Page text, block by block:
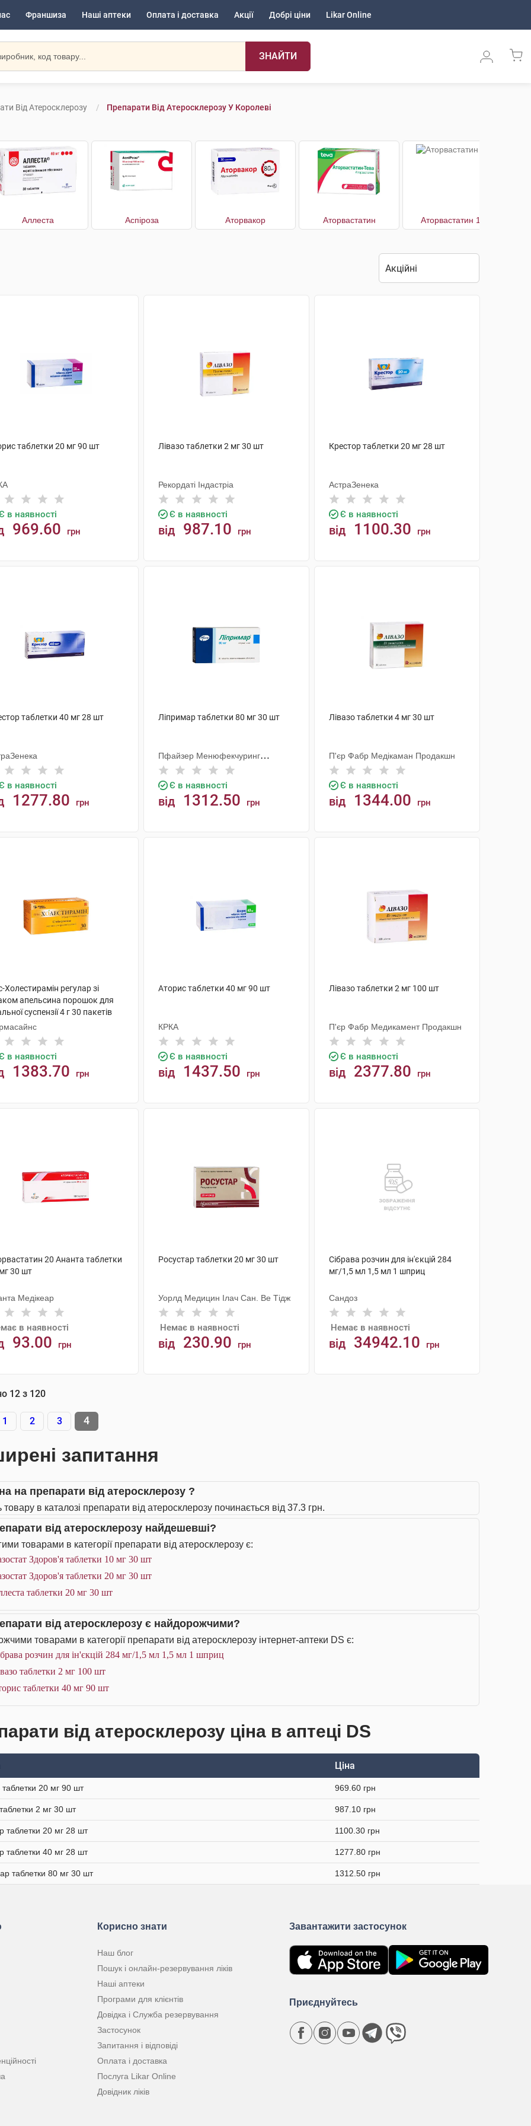
Франшиза Наші аптеки Оплата і доставка Акції Добрі ціни Likar Online
ЗНАЙТИ
Від Атеросклерозу Препарати Від Атеросклерозу У Королеві
Аллеста Аспіроза Аторвакор Аторвастатин Аторвастатин 10
таблетки 20 мг 90 шт
в наявності
969.60 грн
Лівазо таблетки 2 мг 30 шт
Рекордаті Індастріа
Є в наявності
від 987.10 грн
Крестор таблетки 20 мг 28 шт
АстраЗенека
Є в наявності
від 1100.30 грн
таблетки 40 мг 28 шт
в наявності
1277.80 грн
Ліпримар таблетки 80 мг 30 шт
Пфайзер Менюфекчуринг
Дойчленд
Є в наявності
від 1312.50 грн
Лівазо таблетки 4 мг 30 шт
П'єр Фабр Медікаман Продакшн
Є в наявності
від 1344.00 грн
Холестирамін регулар зі
апельсина порошок для
суспензії 4 г 30 пакетів
в наявності
1383.70 грн
Аторис таблетки 40 мг 90 шт
КРКА
Є в наявності
від 1437.50 грн
Лівазо таблетки 2 мг 100 шт
П'єр Фабр Медикамент Продакшн
Є в наявності
від 2377.80 грн
20 Ананта таблетки
30 шт
Медікеар
в наявності
93.00 грн
АНАЛОГИ
Росустар таблетки 20 мг 30 шт
Уорлд Медицин Ілач Сан. Ве Тідж
Немає в наявності
від 230.90 грн
Сібрава розчин для ін'єкцій 284
мг/1,5 мл 1,5 мл 1 шприц
Сандоз
Немає в наявності
від 34942.10 грн
12 з 120
1 2 3 4
запитання
на препарати від атеросклерозу ?
товару в каталозі препарати від атеросклерозу починається від 37.3 грн.
від атеросклерозу найдешевші?
товарами в категорії препарати від атеросклерозу є:
Здоров'я таблетки 10 мг 30 шт
Здоров'я таблетки 20 мг 30 шт
таблетки 20 мг 30 шт
від атеросклерозу є найдорожчими?
товарами в категорії препарати від атеросклерозу інтернет-аптеки DS є:
розчин для ін'єкцій 284 мг/1,5 мл 1,5 мл 1 шприц
таблетки 2 мг 100 шт
таблетки 40 мг 90 шт
від атеросклерозу ціна в аптеці DS
Ціна
таблетки 20 мг 90 шт 969.60 грн
2 мг 30 шт 987.10 грн
таблетки 20 мг 28 шт 1100.30 грн
таблетки 40 мг 28 шт 1277.80 грн
таблетки 80 мг 30 шт 1312.50 грн
Корисно знати
Наш блог
Пошук і онлайн-резервування ліків
Наші аптеки
Програми для клієнтів
Довідка і Служба резервування
Застосунок
Запитання і відповіді
Оплата і доставка
Послуга Likar Online
Довідник ліків
Завантажити застосунок
Приєднуйтесь